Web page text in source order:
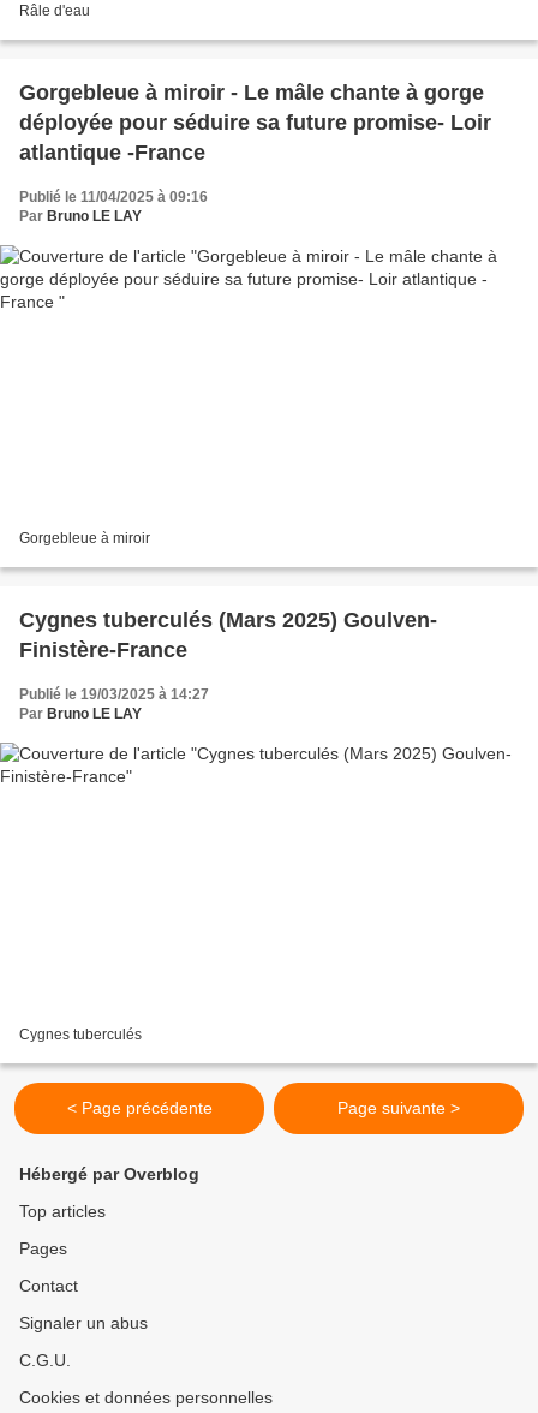
Râle d'eau
Gorgebleue à miroir - Le mâle chante à gorge
déployée pour séduire sa future promise- Loir
atlantique -France
Publié le 11/04/2025 à 09:16
Par Bruno LE LAY
Gorgebleue à miroir
Cygnes tuberculés (Mars 2025) Goulven-
Finistère-France
Publié le 19/03/2025 à 14:27
Par Bruno LE LAY
Cygnes tuberculés
< Page précédente Page suivante >
Hébergé par Overblog
Top articles
Pages
Contact
Signaler un abus
C.G.U.
Cookies et données personnelles